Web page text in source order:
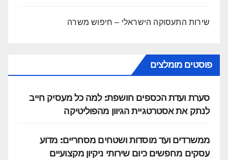
שירות התעסוקה הישראלי – חיפוש משרה
פוסטים מומלצים
סערת ועדת הכספים חושפת: למה כל מעסיק חייב
לנתק את אסטרטגיית הגיוון מהפוליטיקה
ממשרדים ועד מוסדות ושטחים מסחריים: מדוע
עסקים מחפשים כיום שירותי ניקיון מקצועיים